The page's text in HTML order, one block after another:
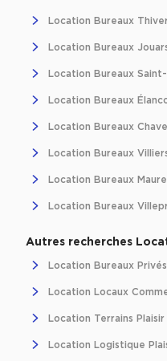
Location Bureaux
Location Bureaux
Location Bureaux
Location Bureaux
Location Bureaux
Location Bureaux
Location Bureaux
Location Bureaux
Autres recherches
Location Bureaux
Location Locaux
Location Terrains Plaisir
Location Logistique